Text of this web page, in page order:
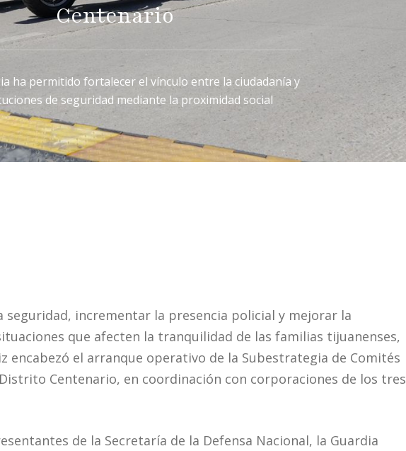
Centenario
ha permitido fortalecer el vínculo entre la ciudadanía y
de seguridad mediante la proximidad social
seguridad, incrementar la presencia policial y mejorar la
que afecten la tranquilidad de las familias tijuanenses,
encabezó el arranque operativo de la Subestrategia de Comités
Centenario, en coordinación con corporaciones de los tres
de la Secretaría de la Defensa Nacional, la Guardia